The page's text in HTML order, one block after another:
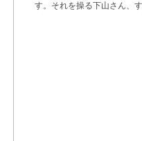
す。それを操る下山さん、